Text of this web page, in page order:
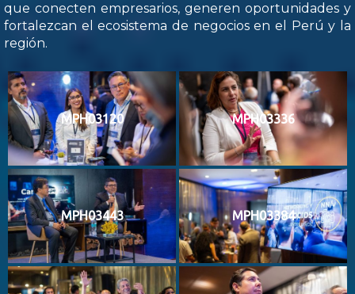
que conecten empresarios, generen oportunidades y
fortalezcan el ecosistema de negocios en el Perú y la
región.
MPH03120 MPH03336
MPH03443 MPH03384